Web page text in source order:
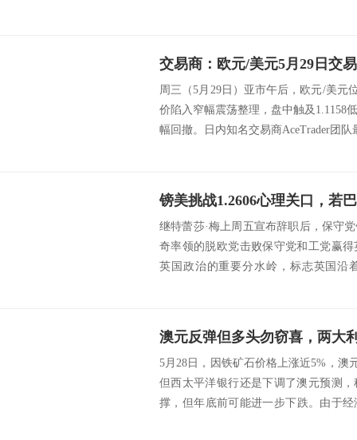
交易商：欧元/美元5月29日交
周三（5月29日）亚市午后，欧元/美元
价陷入窄幅震荡整理，盘中触及1.1158
幅回撤。日内知名交易商AceTrader团
继特蕾莎·梅上周五宣布辞职后，保守
奇率领的脱欧党击败保守党和工党赢
英国政治的重要分水岭，标志英国沿
5月28日，因铁矿石价格上涨近5%，澳
但西太平洋银行还是下调了澳元预测
撑，但年底前可能进一步下跌。由于